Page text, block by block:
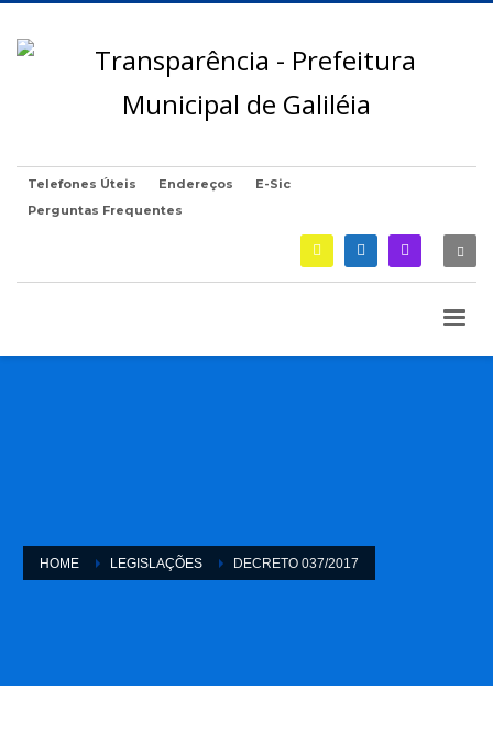
Telefones Úteis Endereços
E-Sic
Perguntas Frequentes
HOME LEGISLAÇÕES DECRETO 037/2017